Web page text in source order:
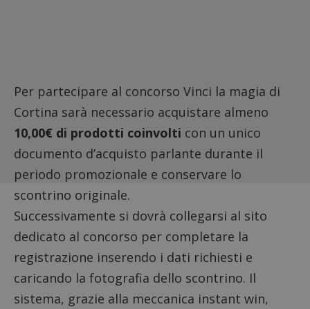
Per partecipare al concorso Vinci la magia di
Cortina sarà necessario acquistare almeno
10,00€ di prodotti coinvolti con un unico
documento d’acquisto parlante durante il
periodo promozionale e conservare lo
scontrino originale.
Successivamente si dovrà collegarsi al sito
dedicato al concorso per completare la
registrazione inserendo i dati richiesti e
caricando la fotografia dello scontrino. Il
sistema, grazie alla meccanica instant win,